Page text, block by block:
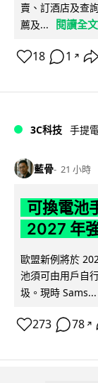
賣、訂酒店及查
薦及...
閱讀全文
18 1 ↗
3C科技 手提
藍骨 21 小時
可換電池
2027 年
歐盟新例將於
池須可由用戶自
圾。現時 Sams...
273 78 ↗